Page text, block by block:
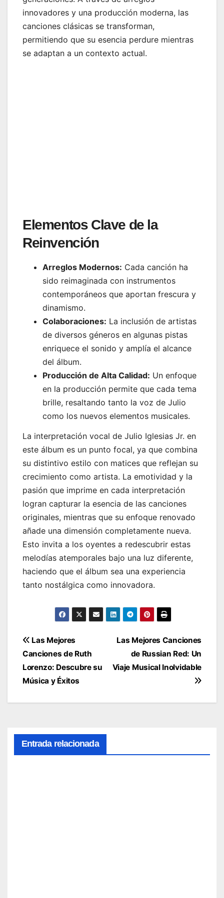
innovadores y una producción moderna, las
canciones clásicas se transforman,
permitiendo que su esencia perdure mientras
se adaptan a un contexto actual.
Elementos Clave de la
Reinvención
Arreglos Modernos: Cada canción ha
sido reimaginada con instrumentos
contemporáneos que aportan frescura y
dinamismo.
Colaboraciones: La inclusión de artistas
de diversos géneros en algunas pistas
enriquece el sonido y amplía el alcance
del álbum.
Producción de Alta Calidad: Un enfoque
en la producción permite que cada tema
brille, resaltando tanto la voz de Julio
como los nuevos elementos musicales.
La interpretación vocal de Julio Iglesias Jr. en
este álbum es un punto focal, ya que combina
su distintivo estilo con matices que reflejan su
crecimiento como artista. La emotividad y la
pasión que imprime en cada interpretación
logran capturar la esencia de las canciones
originales, mientras que su enfoque renovado
añade una dimensión completamente nueva.
Esto invita a los oyentes a redescubrir estas
melodías atemporales bajo una luz diferente,
haciendo que el álbum sea una experiencia
tanto nostálgica como innovadora.
Navegación
de
entradas
Las Mejores Canciones
de Russian Red: Un
Viaje Musical Inolvidable
Las Mejores
Canciones de Ruth
Lorenzo: Descubre su
Música y Éxitos
Entrada relacionada